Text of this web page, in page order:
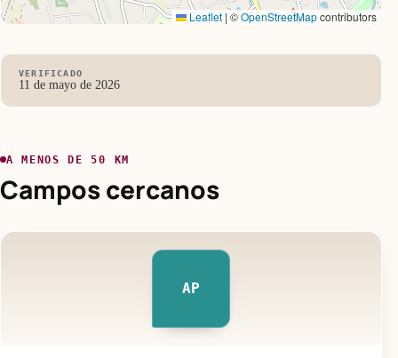
Leaflet | ©OpenStreetMapcontributors
VERIFICADO
11 de mayo de 2026
A MENOS DE 50 KM
Campos cercanos
AP